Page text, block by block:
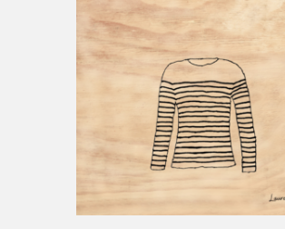
variations.
Les
peuvent
être
choisies
sur
la
page
du
produit